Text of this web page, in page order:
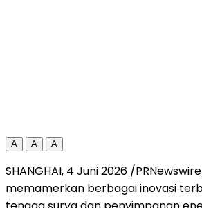
A A A
SHANGHAI, 4 Juni 2026 /
memamerkan berbagai inovasi